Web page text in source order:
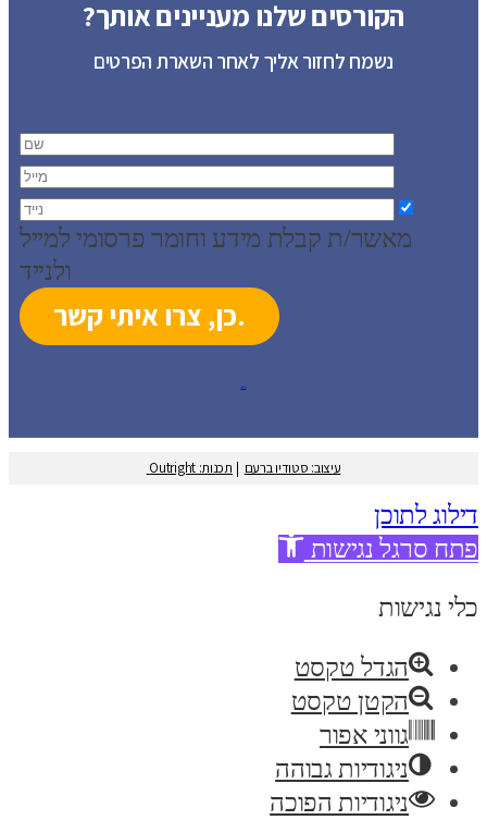
הקורסים שלנו מעניינים אותך?
נשמח לחזור אליך לאחר השארת הפרטים
מאשר/ת קבלת מידע וחומר פרסומי למייל
ולנייד
עיצוב: סטודיו ברעם | תכנות: Outright
דילוג לתוכן
פתח סרגל נגישות
כלי נגישות
הגדל טקסט
הקטן טקסט
גווני אפור
ניגודיות גבוהה
ניגודיות הפוכה